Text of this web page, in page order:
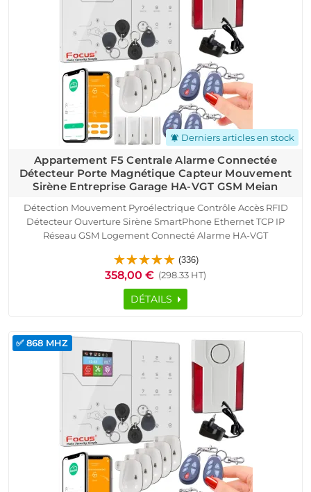
notifications_active Derniers articles en stock
Appartement F5 Centrale Alarme Connectée
Détecteur Porte Magnétique Capteur Mouvement
Sirène Entreprise Garage HA-VGT GSM Meian
Détection Mouvement Pyroélectrique Contrôle Accès RFID
Détecteur Ouverture Sirène SmartPhone Ethernet TCP IP
Réseau GSM Logement Connecté Alarme HA-VGT
Portes Fenêtres Télécommande Cave Garage Sous-Sol
(336)
358,00 € (298.33 HT)
DÉTAILS
✅ 868 MHZ